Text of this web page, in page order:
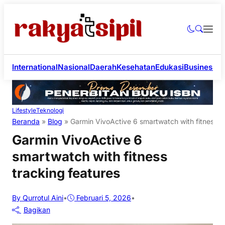
InternationalNasionalDaerahKesehatanEdukasiBusiness
LifestyleTeknologi
Beranda » Blog » Garmin VivoActive 6 smartwatch with fitness
Garmin VivoActive 6
smartwatch with fitness
tracking features
By Qurrotul Aini• Februari 5, 2026•
Bagikan